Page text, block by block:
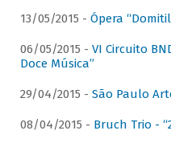
13/05/2015 - Ópera
06/05/2015 - VI Circuito
Doce Música”
29/04/2015 - São Paulo
08/04/2015 - Bruch Trio -